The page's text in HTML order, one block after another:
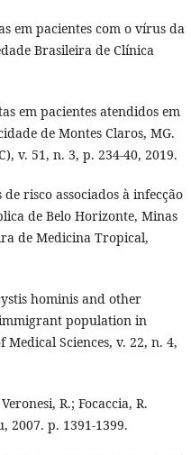
em pacientes com o vírus da
Brasileira de Clínica
em pacientes atendidos em
de Montes Claros, MG.
v. 51, n. 3, p. 234-40, 2019.
risco associados à infecção
de Belo Horizonte, Minas
de Medicina Tropical,
hominis and other
population in
Sciences, v. 22, n. 4,
R.; Focaccia, R.
2007. p. 1391-1399.